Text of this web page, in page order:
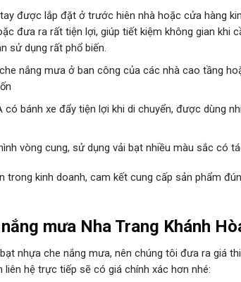
được lắp đặt ở trước hiên nhà hoặc cửa hàng
đưa ra rất tiện lợi, giúp tiết kiệm không gian khi
sử dụng rất phổ biến.
nắng mưa ở ban công của các nhà cao tầng
có bánh xe đẩy tiện lợi khi di chuyển, được dùng
vòng cung, sử dụng vải bạt nhiều màu sắc có
trong kinh doanh, cam kết cung cấp sản phẩm
mưa Nha Trang Khánh
nhựa che nắng mưa, nên chúng tôi đưa ra giá
liên hệ trực tiếp sẽ có giá chính xác hơn nhé: